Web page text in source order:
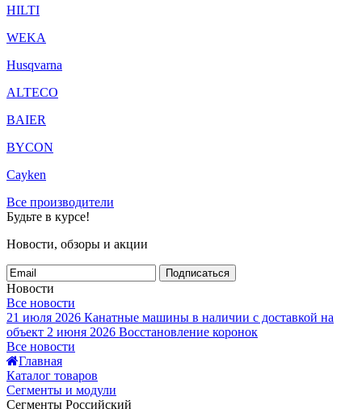
HILTI
WEKA
Husqvarna
ALTECO
BAIER
BYCON
Cayken
Все производители
Будьте в курсе!
Новости, обзоры и акции
Подписаться
Новости
Все новости
21 июля 2026 Канатные машины в наличии с доставкой на
объект 2 июня 2026 Восстановление коронок
Все новости
Главная
Каталог товаров
Сегменты и модули
Сегменты Российский